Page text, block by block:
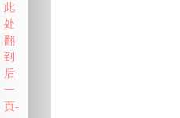
此
处
翻
到
后
一
页-